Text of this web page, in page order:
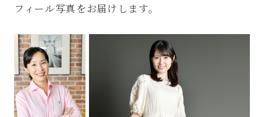
フィール写真をお届けします。